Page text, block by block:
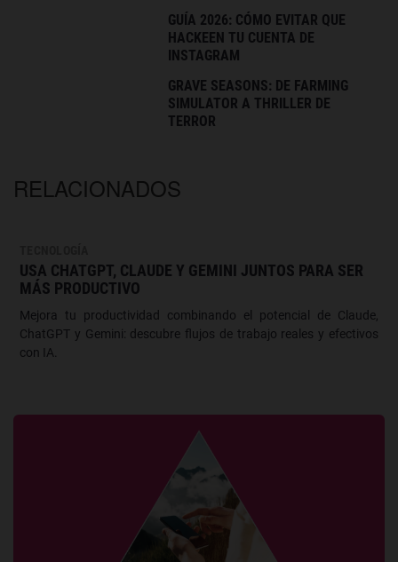
GUÍA 2026: CÓMO EVITAR QUE
HACKEEN TU CUENTA DE
INSTAGRAM
GRAVE SEASONS: DE FARMING
SIMULATOR A THRILLER DE
TERROR
RELACIONADOS
USA CHATGPT, CLAUDE Y GEMINI JUNTOS PARA SER
MÁS PRODUCTIVO
Mejora tu productividad combinando el potencial de Claude,
ChatGPT y Gemini: descubre flujos de trabajo reales y efectivos
con IA.